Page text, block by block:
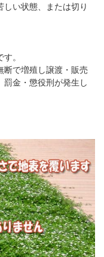
い状態、または切り
。
断で増殖し譲渡・販売
金・懲役刑が発生し